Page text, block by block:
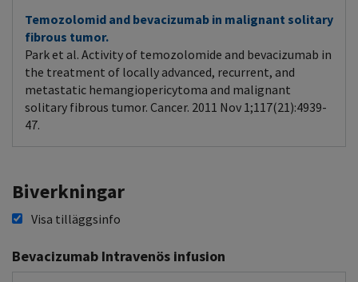
Temozolomid and bevacizumab in malignant solitary
fibrous tumor.
Park et al. Activity of temozolomide and bevacizumab in
the treatment of locally advanced, recurrent, and
metastatic hemangiopericytoma and malignant
solitary fibrous tumor. Cancer. 2011 Nov 1;117(21):4939-
47.
Biverkningar
Visa tilläggsinfo
Bevacizumab Intravenös infusion